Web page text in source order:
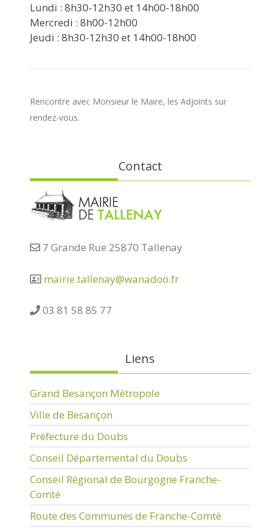
Lundi : 8h30-12h30 et 14h00-18h00
Mercredi : 8h00-12h00
Jeudi : 8h30-12h30 et 14h00-18h00
Rencontre avec Monsieur le Maire, les Adjoints sur
rendez-vous.
Contact
7 Grande Rue 25870 Tallenay
mairie.tallenay@wanadoo.fr
03 81 58 85 77
Liens
Grand Besançon Métropole
Ville de Besançon
Préfecture du Doubs
Conseil Départemental du Doubs
Conseil Régional de Bourgogne Franche-
Comté
Route des Communes de Franche-Comté